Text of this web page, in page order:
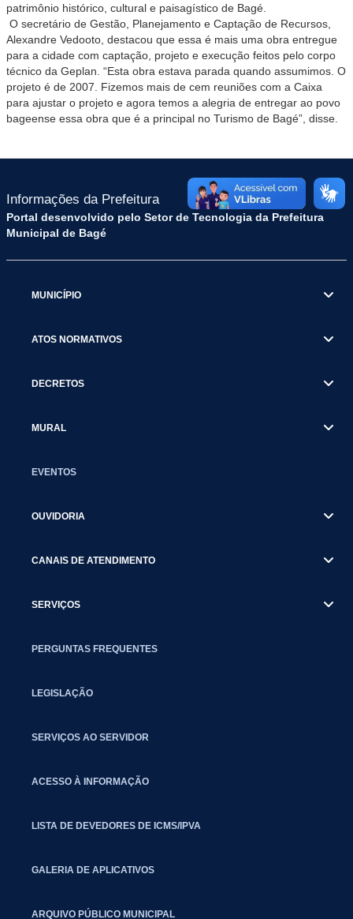
patrimônio histórico, cultural e paisagístico de Bagé.
O secretário de Gestão, Planejamento e Captação de Recursos,
Alexandre Vedooto, destacou que essa é mais uma obra entregue
para a cidade com captação, projeto e execução feitos pelo corpo
técnico da Geplan. “Esta obra estava parada quando assumimos. O
projeto é de 2007. Fizemos mais de cem reuniões com a Caixa
para ajustar o projeto e agora temos a alegria de entregar ao povo
bageense essa obra que é a principal no Turismo de Bagé”, disse.
Informações da Prefeitura
Portal desenvolvido pelo Setor de Tecnologia da Prefeitura
Municipal de Bagé
MUNICÍPIO
ATOS NORMATIVOS
DECRETOS
MURAL
EVENTOS
OUVIDORIA
CANAIS DE ATENDIMENTO
SERVIÇOS
PERGUNTAS FREQUENTES
LEGISLAÇÃO
SERVIÇOS AO SERVIDOR
ACESSO À INFORMAÇÃO
LISTA DE DEVEDORES DE ICMS/IPVA
GALERIA DE APLICATIVOS
ARQUIVO PÚBLICO MUNICIPAL